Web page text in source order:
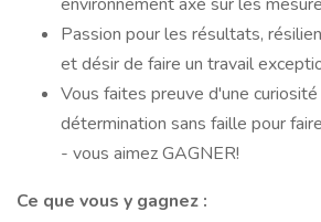
Passion pour les résultats,
et désir de faire un travail
Vous faites preuve d'une
détermination sans faille pour
- vous aimez GAGNER!
Ce que vous y gagnez :